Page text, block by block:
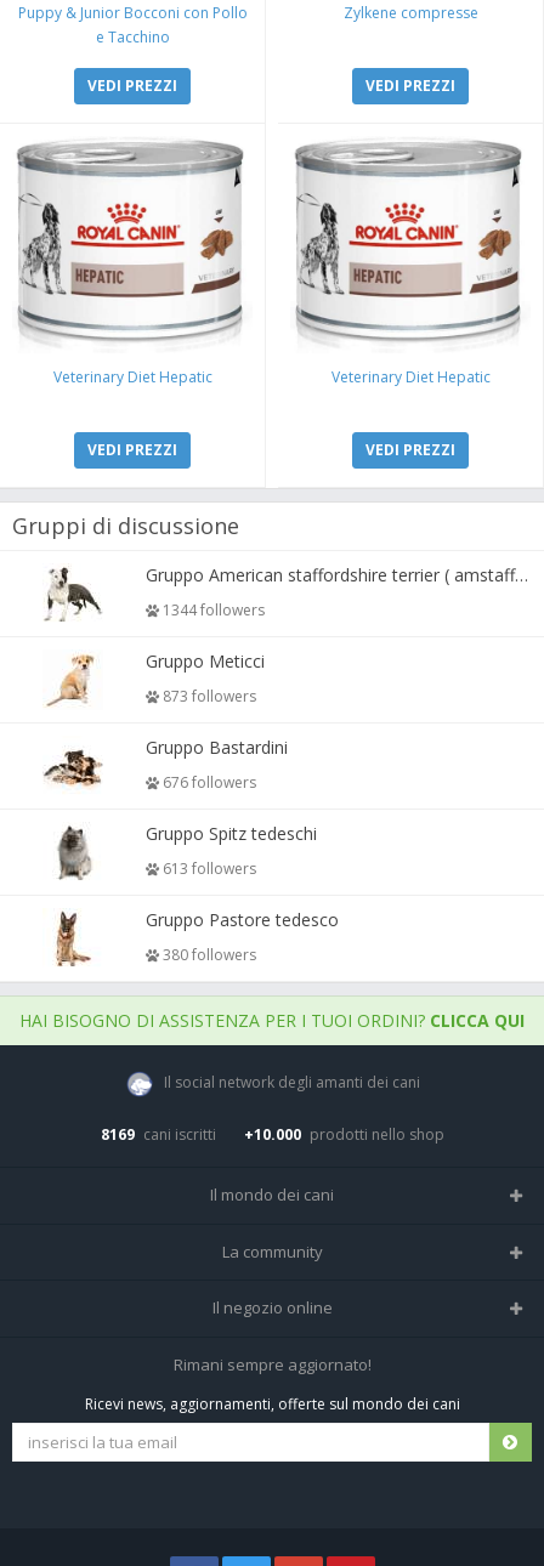
Puppy & Junior Bocconi con Pollo
e Tacchino
VEDI PREZZI
Zylkene compresse
VEDI PREZZI
Veterinary Diet Hepatic
VEDI PREZZI
Veterinary Diet Hepatic
VEDI PREZZI
Gruppi di discussione
Gruppo American staffordshire terrier ( amstaff, amastaff )
1344 followers
Gruppo Meticci
873 followers
Gruppo Bastardini
676 followers
Gruppo Spitz tedeschi
613 followers
Gruppo Pastore tedesco
380 followers
HAI BISOGNO DI ASSISTENZA PER I TUOI ORDINI? CLICCA QUI
Il social network degli amanti dei cani
8169 cani iscritti +10.000 prodotti nello shop
Il mondo dei cani
Tutte le razze
La community
Home
Tutti i cani iscritti
Il negozio online
Negozio per cani
Spedizioni e resi
Rimani sempre aggiornato!
Ricevi news, aggiornamenti, offerte sul mondo dei cani